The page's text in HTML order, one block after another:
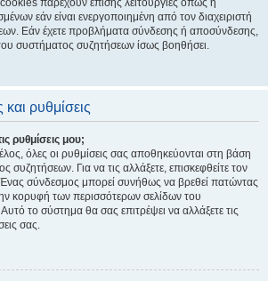
παρέχουν επίσης λειτουργίες όπως η
εάν είναι ενεργοποιημένη από τον διαχειριστή
Εάν έχετε προβλήματα σύνδεσης ή αποσύνδεσης,
συστήματος συζητήσεων ίσως βοηθήσει.
ρυθμίσεις
ρυθμίσεις μου;
όλες οι ρυθμίσεις σας αποθηκεύονται στη βάση
συζητήσεων. Για να τις αλλάξετε, επισκεφθείτε τον
σύνδεσμος μπορεί συνήθως να βρεθεί πατώντας
κορυφή των περισσότερων σελίδων του
το σύστημα θα σας επιτρέψει να αλλάξετε τις
σας.